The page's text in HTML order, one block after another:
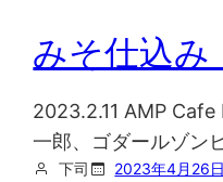
みそ仕込み
2023.2.11 AMP
一郎、ゴダールゾン
下司 2023年4月26日